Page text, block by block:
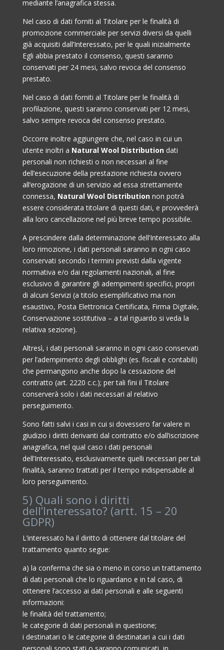
mediante l’anagrafica stessa.
Nel caso di dati forniti al Titolare per le finalità di
promozione commerciale per servizi diversi da quelli
già acquisiti dall’Interessato, per le quali inizialmente
Egli abbia prestato il consenso, questi saranno
conservati per 24 mesi, salvo revoca del consenso
prestato.
Nel caso di dati forniti al Titolare per le finalità di
profilazione, questi saranno conservati per 12 mesi,
salvo sempre revoca del consenso prestato.
Occorre inoltre aggiungere che, nel caso in cui un
utente inoltri a Natural Wool Distribution dati
personali non richiesti o non necessari al fine
dell’esecuzione della prestazione richiesta ovvero
all’erogazione di un servizio ad essa strettamente
connessa, Natural Wool Distribution non potrà
essere considerata titolare di questi dati, e provvederà
alla loro cancellazione nel più breve tempo possibile.
A prescindere dalla determinazione dell’Interessato alla
loro rimozione, i dati personali saranno in ogni caso
conservati secondo i termini previsti dalla vigente
normativa e/o dai regolamenti nazionali, al fine
esclusivo di garantire gli adempimenti specifici, propri
di alcuni Servizi (a titolo esemplificativo ma non
esaustivo, Posta Elettronica Certificata, Firma Digitale,
Conservazione sostitutiva – a tal riguardo si veda la
relativa sezione).
Altresì, i dati personali saranno in ogni caso conservati
per l’adempimento degli obblighi (es. fiscali e contabili)
che permangono anche dopo la cessazione del
contratto (art. 2220 c.c.); per tali fini il Titolare
conserverà solo i dati necessari al relativo
perseguimento.
Sono fatti salvi i casi in cui si dovessero far valere in
giudizio i diritti derivanti dal contratto e/o dall’iscrizione
anagrafica, nel qual caso i dati personali
dell’Interessato, esclusivamente quelli necessari per tali
finalità, saranno trattati per il tempo indispensabile al
loro perseguimento.
5) Quali sono i diritti
dell’Interessato? (artt. 15 – 20
GDPR)
L’interessato ha il diritto di ottenere dal titolare del
trattamento quanto segue:
a) la conferma che sia o meno in corso un trattamento
di dati personali che lo riguardano e in tal caso, di
ottenere l’accesso ai dati personali e alle seguenti
informazioni:
le finalità del trattamento;
le categorie di dati personali in questione;
i destinatari o le categorie di destinatari a cui i dati